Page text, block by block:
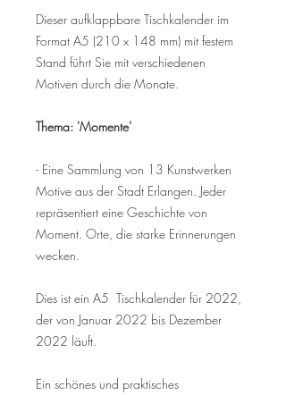
Dieser aufklappbare Tischkalender im
Format A5 (210 x 148 mm) mit festem
Stand führt Sie mit verschiedenen
Motiven durch die Monate.
Thema: 'Momente'
- Eine Sammlung von 13 Kunstwerken
Motive aus der Stadt Erlangen. Jeder
repräsentiert eine Geschichte von
Moment. Orte, die starke Erinnerungen
wecken.
Dies ist ein A5 Tischkalender für 2022,
der von Januar 2022 bis Dezember
2022 läuft.
Ein schönes und praktisches